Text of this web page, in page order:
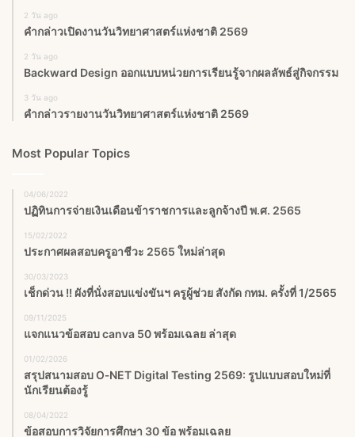
2 วัน ago
คำกล่าวเปิดงานวันวิทยาศาสตร์แห่งชาติ 2569
2 วัน ago
Backward Design ออกแบบหน่วยการเรียนรู้จากผลลัพธ์สู่กิจกรรม
3 วัน ago
คำกล่าวรายงานวันวิทยาศาสตร์แห่งชาติ 2569
Most Popular Topics
04/06/2022
ปฏิทินการจ่ายเงินเดือนข้าราชการและลูกจ้างปี พ.ศ. 2565
15/02/2022
ประกาศผลสอบครูอาชีวะ 2565 ใหม่ล่าสุด
30/03/2023
เช็กด่วน !! ผังที่นั่งสอบแข่งขันฯ ครูผู้ช่วย สังกัด กทม. ครั้งที่ 1/2565
09/11/2025
แจกแนวข้อสอบ canva 50 พร้อมเฉลย ล่าสุด
01/02/2026
สรุปสนามสอบ O‑NET Digital Testing 2569: รูปแบบสอบใหม่ที่
นักเรียนต้องรู้
08/04/2022
ข้อสอบการวิจัยการศึกษา 30 ข้อ พร้อมเฉลย